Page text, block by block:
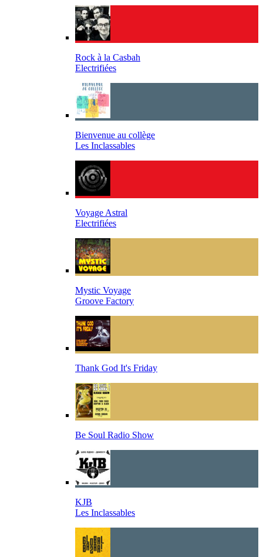
Rock à la Casbah
Electrifiées
Bienvenue au collège
Les Inclassables
Voyage Astral
Electrifiées
Mystic Voyage
Groove Factory
Thank God It's Friday
Be Soul Radio Show
KJB
Les Inclassables